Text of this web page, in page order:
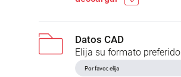
Datos CAD
Elija su formato preferido